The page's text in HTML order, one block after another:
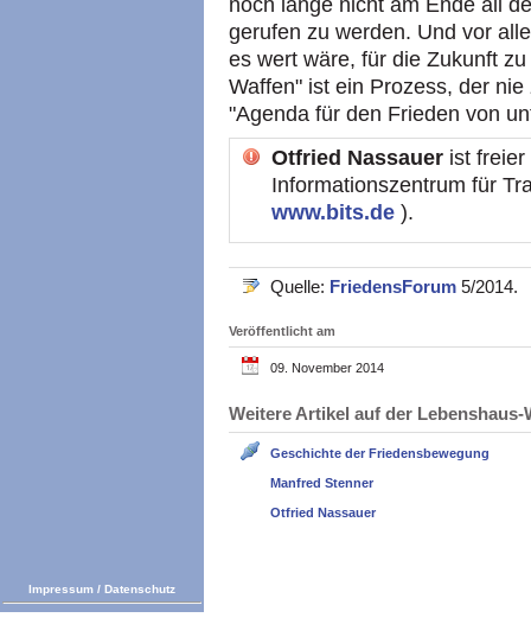
noch lange nicht am Ende all
gerufen zu werden. Und vor
es wert wäre, für die Zukunft
Waffen" ist ein Prozess, der
"Agenda für den Frieden von
Otfried Nassauer ist
Informationszentrum für
www.bits.de ).
Quelle: FriedensForum 5/2014.
Veröffentlicht am
09. November 2014
Weitere Artikel auf der
Geschichte der Friedensbewegung
Manfred Stenner
Otfried Nassauer
Impressum / Datenschutz